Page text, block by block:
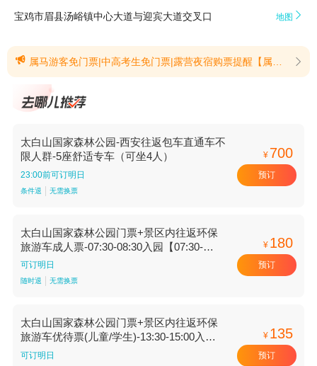
宝鸡市眉县汤峪镇中心大道与迎宾大道交叉口 地图 
 属马游客免门票|中高考生免门票|露营夜宿购票提醒【属马游客免门票】2026年1月1日至12月31日太白山景区对以下出生年份的游客实行全年免门票政策(法定节假日除外)生肖认定范围：出生日期为以下周期范围均可享受福利)1966年1月21日-1967年2月8日，1978年2月7日-1979年1月27日，1990年1月27日-1991年2月14日，2002年2月12日-2003年1月31日，2014年1月31日-2015年2月18日。符合条件者凭本人有效证件入园。(提示有效期2026/3/3至2026/12/31)【中高考生免门票】2026年6月10日—2026年8月31日期间，全国2026届应届中、高考考生，凭本人身份证 + 2026年中考/高考准考证或2026年高校录取通知书（原件、电子版均可），可享受陕西太白山景区不限次数免门票的优惠政策。温馨提示1. 本优惠仅限考生本人使用，证件信息须与本人一致，不可转借、冒用；2. 免门票不含景交车、索道及其他消费项目；3. 入园须配合工作人员核验证件，证件不全或信息不符者不予享受优惠。(提示有效期2026/6/5至2026/8/31)【露营夜宿购票提醒】露营夜宿购票提醒（执行时间：2026 年 7 月 10 日 —8 月 31 日）：入园时段 15:30-17:30，每半小时发车，逾期停止检票；天下索道运营 8:00-19:30；露营点位含红桦坪、下板寺、板寺新村、天圆地方，夜宿点位仅限下板寺、板寺新村(提示有效期2026/8/4至2026/8/31) 
太白山国家森林公园-西安往返包车直通车不
限人群-5座舒适专车（可坐4人）
23:00前可订明日
条件退 无需换票
¥ 700
预订
太白山国家森林公园门票+景区内往返环保
旅游车成人票-07:30-08:30入园【07:30-
08:30入园】
可订明日
随时退 无需换票
¥ 180
预订
太白山国家森林公园门票+景区内往返环保
旅游车优待票(儿童/学生)-13:30-15:00入园
【13:30-15:00入园】
可订明日
¥ 135
预订